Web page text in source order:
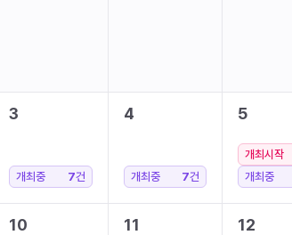
3
개최중 7건
4
개최중 7건
5
개최시작
개최중
10 11 12